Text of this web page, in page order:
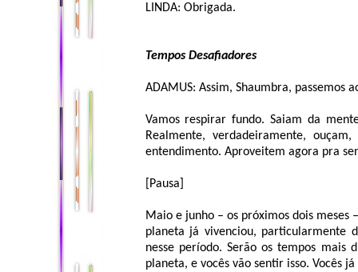
LINDA: Obrigada.
Tempos Desafiadores
ADAMUS: Assim, Shaumbra, passemos
Vamos respirar fundo. Saiam da
Realmente, verdadeiramente,
entendimento. Aproveitem agora pra
[Pausa]
Maio e junho – os próximos dois meses
planeta já vivenciou, particularmente
nesse período. Serão os tempos mais
planeta, e vocês vão sentir isso. Vocês